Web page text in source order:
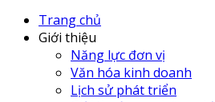
Trang chủ
Giới thiệu
Năng lực đơn vị
Văn hóa kinh doanh
Lịch sử phát triển